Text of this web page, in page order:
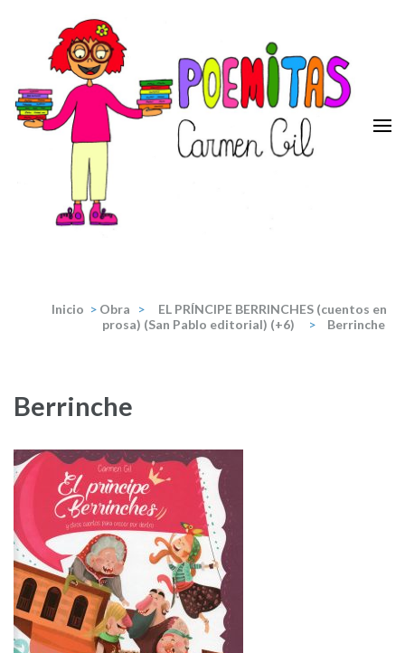
contenido
(presiona
tecla
Inicio > Obra >
EL PRÍNCIPE BERRINCHES (cuentos en
prosa) (San Pablo editorial) (+6)
> Berrinche
Berrinche